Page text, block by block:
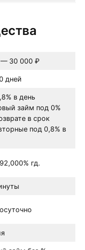
— 30 000 ₽
дней
в день
займ под 0%
в срок
под 0,8% в
гд.